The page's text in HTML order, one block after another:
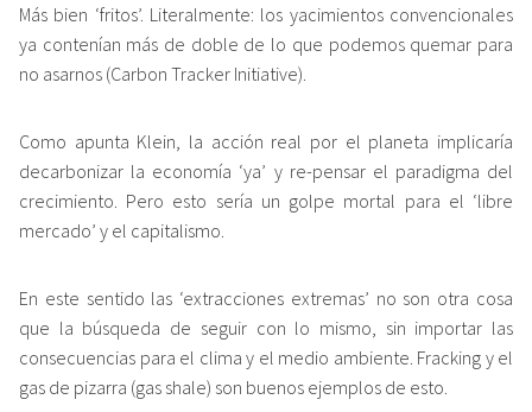
Más bien ‘fritos’. Literalmente: los yacimientos convencionales
ya contenían más de doble de lo que podemos quemar para
no asarnos (Carbon Tracker Initiative).
Como apunta Klein, la acción real por el planeta implicaría
decarbonizar la economía ‘ya’ y re-pensar el paradigma del
crecimiento. Pero esto sería un golpe mortal para el ‘libre
mercado’ y el capitalismo.
En este sentido las ‘extracciones extremas’ no son otra cosa
que la búsqueda de seguir con lo mismo, sin importar las
consecuencias para el clima y el medio ambiente. Fracking y el
gas de pizarra (gas shale) son buenos ejemplos de esto.